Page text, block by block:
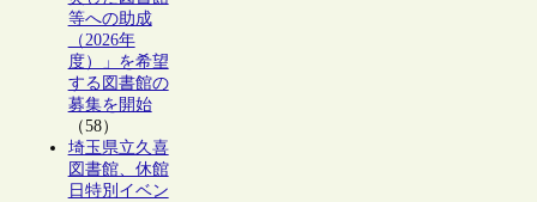
等への助成
（2026年
度）」を希望
する図書館の
募集を開始
（58）
埼玉県立久喜
図書館、休館
日特別イベン